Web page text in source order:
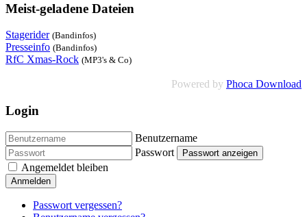
Meist-geladene Dateien
Stagerider (Bandinfos)
Presseinfo (Bandinfos)
RfC Xmas-Rock (MP3's & Co)
Powered by Phoca Download
Login
Benutzername
Passwort
Passwort anzeigen
Angemeldet bleiben
Anmelden
Passwort vergessen?